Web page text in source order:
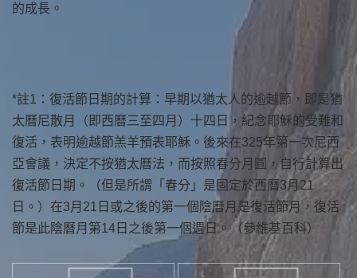
的成長。
*註1：復活節日期的計算：早期以猶太人的逾越節，即是猶
太曆尼散月（即西曆三至四月）十四日，紀念耶穌的受難和
復活，表明逾越節羔羊預表耶穌。後來在325年第一次尼西
亞會議，決定不按猶太曆法，而按照春分月圓，自行計算出
復活節日期。（但是所謂「春分」是固定於西曆3月21
日。）在3月21日或之後的第一個陰曆月是復活節月，復活
節是此陰曆月第14日之後第一個週日。（參維基百科）